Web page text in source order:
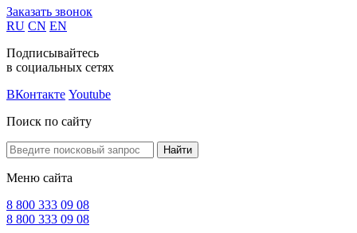
Заказать звонок
RU CN EN
Подписывайтесь
в социальных сетях
ВКонтакте Youtube
Поиск по сайту
Найти
Меню сайта
8 800 333 09 08
8 800 333 09 08